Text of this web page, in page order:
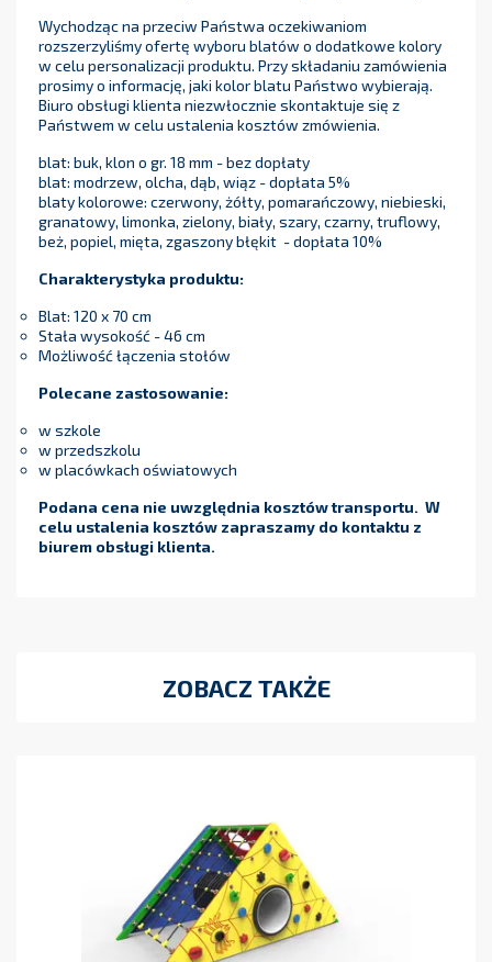
Wychodząc na przeciw Państwa oczekiwaniom
rozszerzyliśmy ofertę wyboru blatów o dodatkowe kolory
w celu personalizacji produktu. Przy składaniu zamówienia
prosimy o informację, jaki kolor blatu Państwo wybierają.
Biuro obsługi klienta niezwłocznie skontaktuje się z
Państwem w celu ustalenia kosztów zmówienia.
blat: buk, klon o gr. 18 mm - bez dopłaty
blat: modrzew, olcha, dąb, wiąz - dopłata 5%
blaty kolorowe: czerwony, żółty, pomarańczowy, niebieski,
granatowy, limonka, zielony, biały, szary, czarny, truflowy,
beż, popiel, mięta, zgaszony błękit - dopłata 10%
Charakterystyka produktu:
Blat: 120 x 70 cm
Stała wysokość - 46 cm
Możliwość łączenia stołów
Polecane zastosowanie:
w szkole
w przedszkolu
w placówkach oświatowych
Podana cena nie uwzględnia kosztów transportu. W
celu ustalenia kosztów zapraszamy do kontaktu z
biurem obsługi klienta.
ZOBACZ TAKŻE